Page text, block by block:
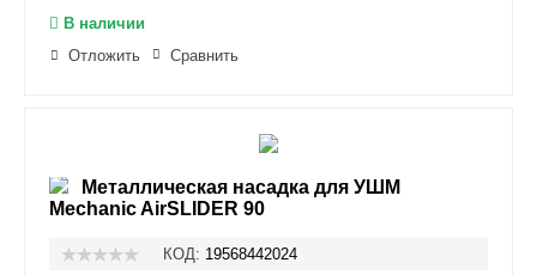
В наличии
Отложить
Сравнить
Металлическая насадка для УШМ
Mechanic AirSLIDER 90
КОД: 19568442024